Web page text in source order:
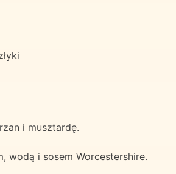
i musztardę.
wodą i sosem Worcestershire.